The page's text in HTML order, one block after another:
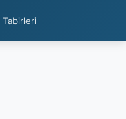
Tabirleri